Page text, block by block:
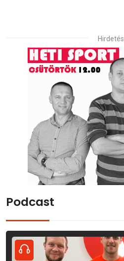
Hirdetés
Podcast